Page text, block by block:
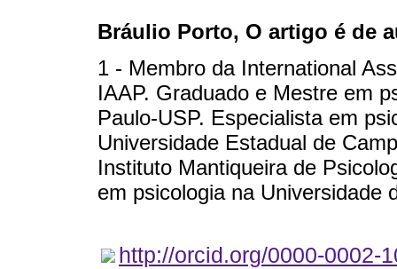
Bráulio Porto, O artigo é de
1 - Membro da International
IAAP. Graduado e Mestre em
Paulo-USP. Especialista em
Universidade Estadual de
Instituto Mantiqueira de
em psicologia na Universidade
http://orcid.org/0000-0002-